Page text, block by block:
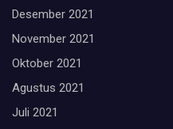
Desember 2021
November 2021
Oktober 2021
Agustus 2021
Juli 2021